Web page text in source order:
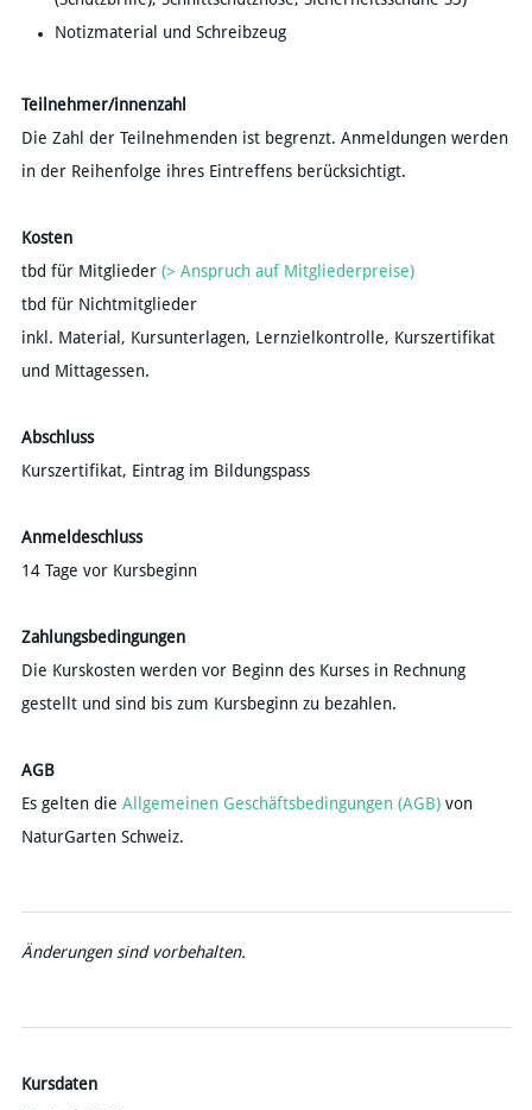
Notizmaterial und Schreibzeug
Teilnehmer/innenzahl
​Die Zahl der Teilnehmenden ist begrenzt. Anmeldungen werden
in der Reihenfolge ihres Eintreffens berücksichtigt.
Kosten
tbd für Mitglieder (> Anspruch auf Mitgliederpreise)
tbd für Nichtmitglieder
inkl. Material, Kursunterlagen, Lernzielkontrolle, Kurszertifikat
und Mittagessen.
Abschluss
Kurszertifikat, Eintrag im Bildungspass
Anmeldeschluss
14 Tage vor Kursbeginn
Zahlungsbedingungen
​​Die Kurskosten werden vor Beginn des Kurses in Rechnung
gestellt und sind bis zum Kursbeginn zu bezahlen.
AGB
​Es gelten die Allgemeinen Geschäftsbedingungen (AGB)von
NaturGarten Schweiz.
Änderungen sind vorbehalten.
Kursdaten